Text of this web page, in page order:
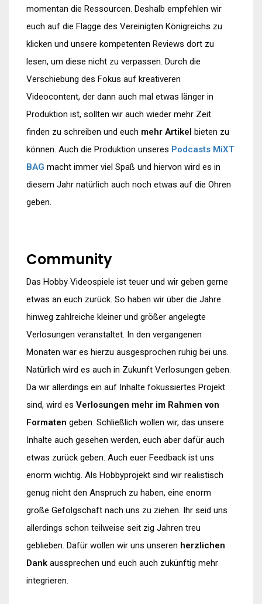
momentan die Ressourcen. Deshalb empfehlen wir
euch auf die Flagge des Vereinigten Königreichs zu
klicken und unsere kompetenten Reviews dort zu
lesen, um diese nicht zu verpassen. Durch die
Verschiebung des Fokus auf kreativeren
Videocontent, der dann auch mal etwas länger in
Produktion ist, sollten wir auch wieder mehr Zeit
finden zu schreiben und euch mehr Artikel bieten zu
können. Auch die Produktion unseres Podcasts MiXT
BAG macht immer viel Spaß und hiervon wird es in
diesem Jahr natürlich auch noch etwas auf die Ohren
geben.
Community
Das Hobby Videospiele ist teuer und wir geben gerne
etwas an euch zurück. So haben wir über die Jahre
hinweg zahlreiche kleiner und größer angelegte
Verlosungen veranstaltet. In den vergangenen
Monaten war es hierzu ausgesprochen ruhig bei uns.
Natürlich wird es auch in Zukunft Verlosungen geben.
Da wir allerdings ein auf Inhalte fokussiertes Projekt
sind, wird es Verlosungen mehr im Rahmen von
Formaten geben. Schließlich wollen wir, das unsere
Inhalte auch gesehen werden, euch aber dafür auch
etwas zurück geben. Auch euer Feedback ist uns
enorm wichtig. Als Hobbyprojekt sind wir realistisch
genug nicht den Anspruch zu haben, eine enorm
große Gefolgschaft nach uns zu ziehen. Ihr seid uns
allerdings schon teilweise seit zig Jahren treu
geblieben. Dafür wollen wir uns unseren herzlichen
Dank aussprechen und euch auch zukünftig mehr
integrieren.